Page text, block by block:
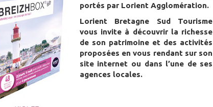
portés par Lorient Agglomération.
Lorient Bretagne Sud Tourisme
vous invite à découvrir la richesse
de son patrimoine et des activités
proposées en vous rendant sur son
site internet ou dans l’une de ses
agences locales.